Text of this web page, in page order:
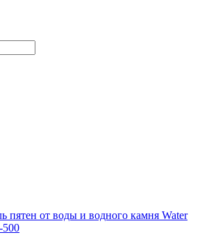
пятен от воды и водного камня Water
500